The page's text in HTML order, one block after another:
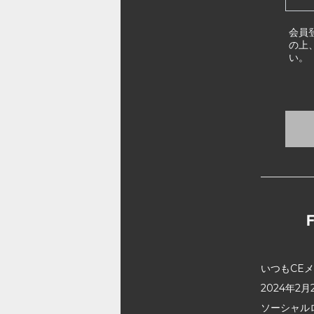
会員
の上
い。
いつもCE
2024年2月
ソーシャ